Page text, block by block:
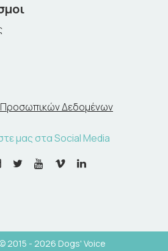
Προσωπικών Δεδομένων
μας στα Social Media
2015 - 2026 Dogs' Voice